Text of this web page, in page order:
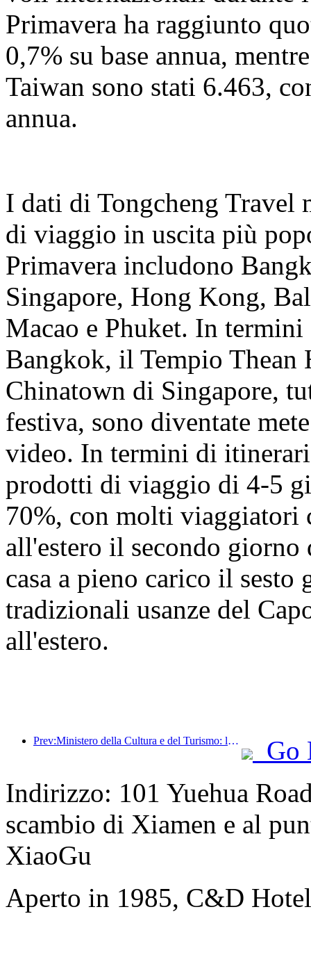
Primavera ha raggiunto
0,7% su base annua,
Taiwan sono stati 6.463,
annua.
I dati di Tongcheng Travel
di viaggio in uscita più
Primavera includono
Singapore, Hong Kong,
Macao e Phuket. In
Bangkok, il Tempio
Chinatown di Singapore,
festiva, sono diventate
video. In termini di
prodotti di viaggio di 4-5
70%, con molti viaggiatori
all'estero il secondo giorno
casa a pieno carico il
tradizionali usanze del
all'estero.
Prev:Ministero della Cultura e del Turismo: lancio di 22 attività tematiche suddivise in 7 sezioni principali
Go
Indirizzo: 101 Yuehua
scambio di Xiamen e al
XiaoGu
Aperto in 1985, C&D